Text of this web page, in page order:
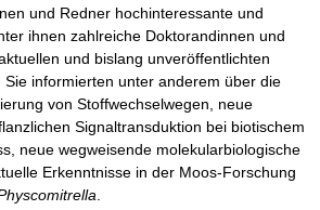
und Redner hochinteressante und
ihnen zahlreiche Doktorandinnen und
und bislang unveröffentlichten
Sie informierten unter anderem über die
von Stoffwechselwegen, neue
Signaltransduktion bei biotischem
neue wegweisende molekularbiologische
Erkenntnisse in der Moos-Forschung